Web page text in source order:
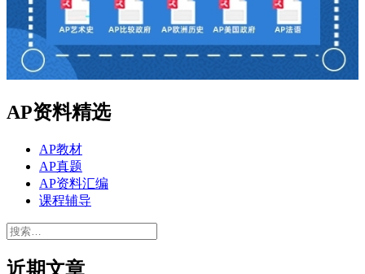
AP资料精选
AP教材
AP真题
AP资料汇编
课程辅导
搜
近期文章